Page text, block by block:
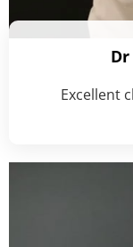
Dr
Excellent